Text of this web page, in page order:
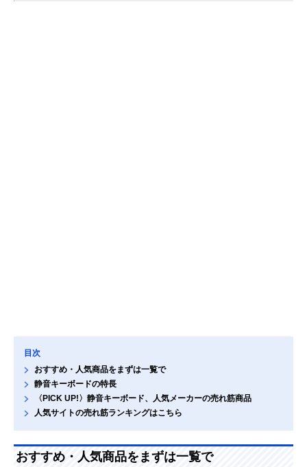
目次
おすすめ・人気商品をまずは一覧で
静音キーボードの特長
〈PICK UP!〉静音キーボード、人気メーカーの売れ筋商品
人気サイトの売れ筋ランキングはこちら
おすすめ・人気商品をまずは一覧で